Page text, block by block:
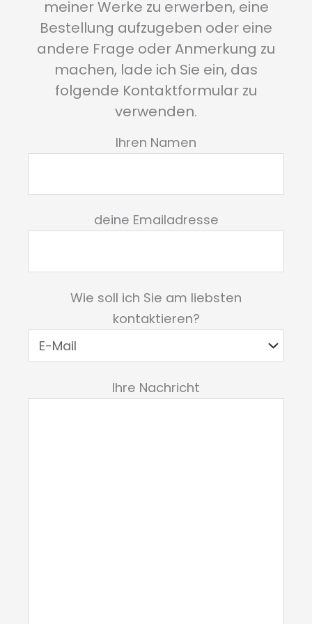
meiner Werke zu erwerben, eine
Bestellung aufzugeben oder eine
andere Frage oder Anmerkung zu
machen, lade ich Sie ein, das
folgende Kontaktformular zu
verwenden.
Ihren Namen
deine Emailadresse
Wie soll ich Sie am liebsten
kontaktieren?
Bitte lasse dieses Feld leer.
Ihre Nachricht